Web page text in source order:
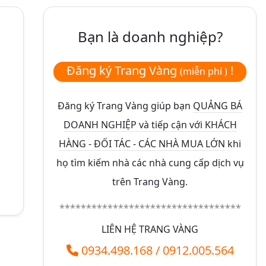
Bạn là doanh nghiệp?
Đăng ký Trang Vàng (miễn phí ) !
Đăng ký Trang Vàng giúp bạn QUẢNG BÁ
DOANH NGHIỆP và tiếp cận với KHÁCH
HÀNG - ĐỐI TÁC - CÁC NHÀ MUA LỚN khi
họ tìm kiếm nhà các nhà cung cấp dịch vụ
trên Trang Vàng.
**********************************
LIÊN HỆ TRANG VÀNG
0934.498.168/ 0912.005.564